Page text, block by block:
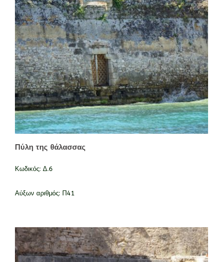
Πύλη της θάλασσας
Κωδικός: Δ.6
Αύξων αριθμός: Π41